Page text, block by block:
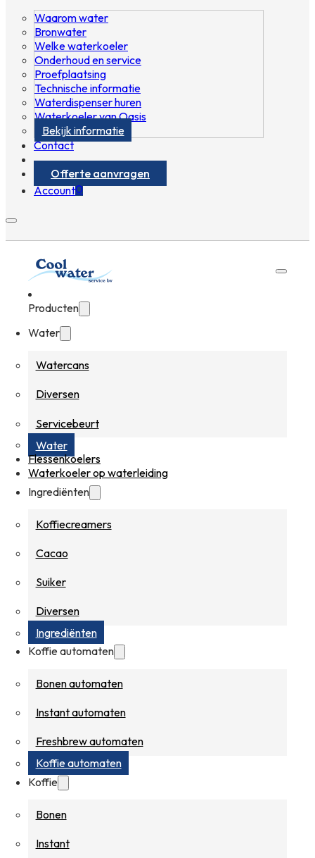
Waarom water
Bronwater
Welke waterkoeler
Onderhoud en service
Proefplaatsing
Technische informatie
Waterdispenser huren
Waterkoeler van Oasis
Bekijk informatie
Contact
Offerte aanvragen
Account0
Producten
Water
Watercans
Diversen
Servicebeurt
Water
Flessenkoelers
Waterkoeler op waterleiding
Ingrediënten
Koffiecreamers
Cacao
Suiker
Diversen
Ingrediënten
Koffie automaten
Bonen automaten
Instant automaten
Freshbrew automaten
Koffie automaten
Koffie
Bonen
Instant